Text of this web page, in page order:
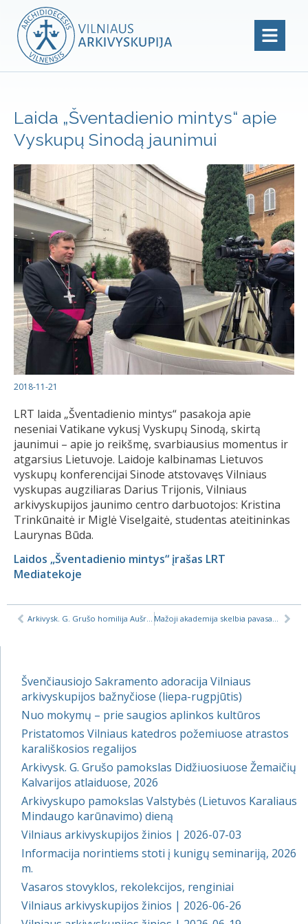
Laida „Šventadienio mintys“ apie
Vyskupų Sinodą jaunimui
2018-11-21
LRT laida „Šventadienio mintys“ pasakoja apie
neseniai Vatikane vykusį Vyskupų Sinodą, skirtą
jaunimui – apie jo reikšmę, svarbiausius momentus ir
atgarsius Lietuvoje. Laidoje kalbinamas Lietuvos
vyskupų konferencijai Sinode atstovavęs Vilniaus
vyskupas augziliaras Darius Trijonis, Vilniaus
arkivyskupijos jaunimo centro darbuotojos: Kristina
Trinkūnaitė ir Miglė Viselgaitė, studentas ateitininkas
Laurynas Būda.
Laidos „Šventadienio mintys“ įrašas LRT
Mediatekoje
Arkivysk. G. Grušo homilija Aušros Vartų Gailestingumo Motinos atlaidų sekmadienį, 2018 Mažoji akademija skelbia pavasario semestro tvarkaraštį
Švenčiausiojo Sakramento adoracija Vilniaus
arkivyskupijos bažnyčiose (liepa-rugpjūtis)
Nuo mokymų – prie saugios aplinkos kultūros
Pristatomos Vilniaus katedros požemiuose atrastos
karališkosios regalijos
Arkivysk. G. Grušo pamokslas Didžiuosiuose Žemaičių
Kalvarijos atlaiduose, 2026
Arkivyskupo pamokslas Valstybės (Lietuvos Karaliaus
Mindaugo karūnavimo) dieną
Vilniaus arkivyskupijos žinios | 2026-07-03
Informacija norintiems stoti į kunigų seminariją, 2026
m.
Vasaros stovyklos, rekolekcijos, renginiai
Vilniaus arkivyskupijos žinios | 2026-06-26